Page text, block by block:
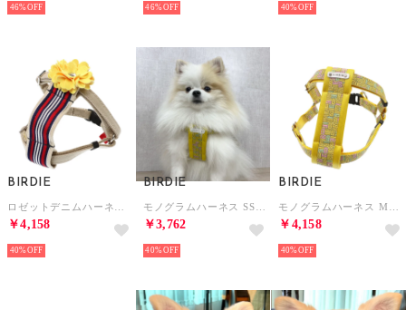
46% 46% 40%
BIRDIE
￥4,158
40%
BIRDIE
￥3,762
40%
BIRDIE
￥4,158
40%